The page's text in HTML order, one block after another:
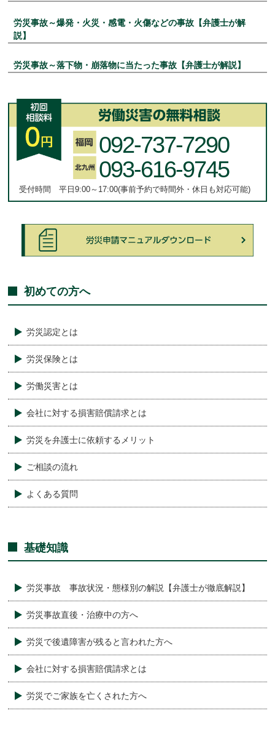
労災事故～爆発・火災・感電・火傷などの事故【弁護士が解
説】
労災事故～落下物・崩落物に当たった事故【弁護士が解説】
092-737-7290
093-616-9745
受付時間 平日9:00～17:00(事前予約で時間外・休日も対応可能)
初めての方へ
労災認定とは
労災保険とは
労働災害とは
会社に対する損害賠償請求とは
労災を弁護士に依頼するメリット
ご相談の流れ
よくある質問
基礎知識
労災事故 事故状況・態様別の解説【弁護士が徹底解説】
労災事故直後・治療中の方へ
労災で後遺障害が残ると言われた方へ
会社に対する損害賠償請求とは
労災でご家族を亡くされた方へ